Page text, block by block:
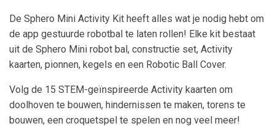
De Sphero Mini Activity Kit heeft alles wat je nodig hebt om
de app gestuurde robotbal te laten rollen! Elke kit bestaat
uit de Sphero Mini robot bal, constructie set, Activity
kaarten, pionnen, kegels en een Robotic Ball Cover.
Volg de 15 STEM-geïnspireerde Activity kaarten om
doolhoven te bouwen, hindernissen te maken, torens te
bouwen, een croquetspel te spelen en nog veel meer!